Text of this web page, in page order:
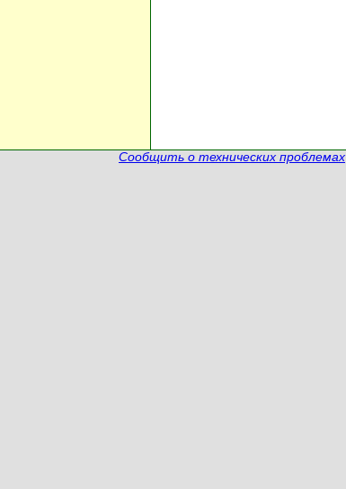
Сообщить о технических проблемах